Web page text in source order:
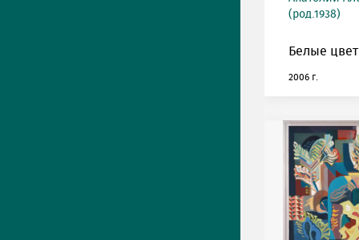
(род.1938)
Белые
2006 г.